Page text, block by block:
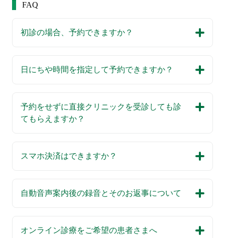
FAQ
初診の場合、予約できますか？
日にちや時間を指定して予約できますか？
予約をせずに直接クリニックを受診しても診
てもらえますか？
スマホ決済はできますか？
自動音声案内後の録音とそのお返事について
オンライン診療をご希望の患者さまへ